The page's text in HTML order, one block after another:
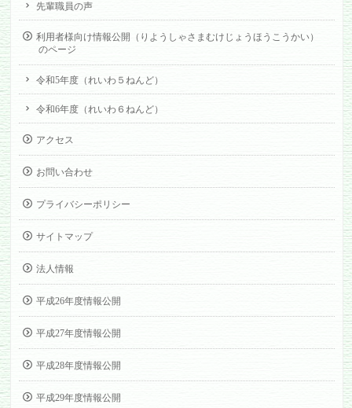
先輩職員の声
利用者様向け情報公開（りようしゃさまむけじょうほうこうかい）
のページ
令和5年度（れいわ５ねんど）
令和6年度（れいわ６ねんど）
アクセス
お問い合わせ
プライバシーポリシー
サイトマップ
法人情報
平成26年度情報公開
平成27年度情報公開
平成28年度情報公開
平成29年度情報公開